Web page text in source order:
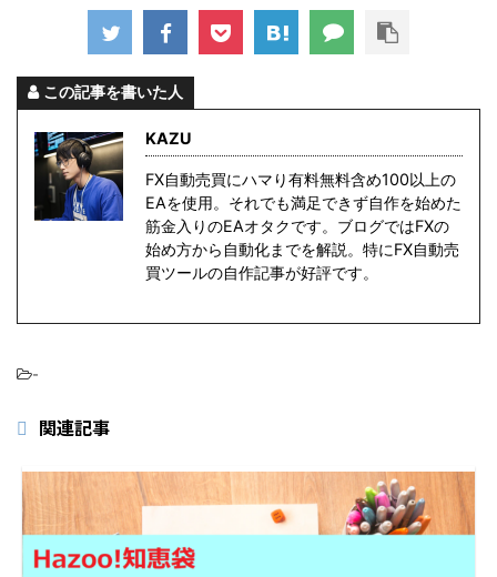
この記事を書いた人
KAZU
FX自動売買にハマり有料無料含め100以上の
EAを使用。それでも満足できず自作を始めた
筋金入りのEAオタクです。ブログではFXの
始め方から自動化までを解説。特にFX自動売
買ツールの自作記事が好評です。
-
関連記事